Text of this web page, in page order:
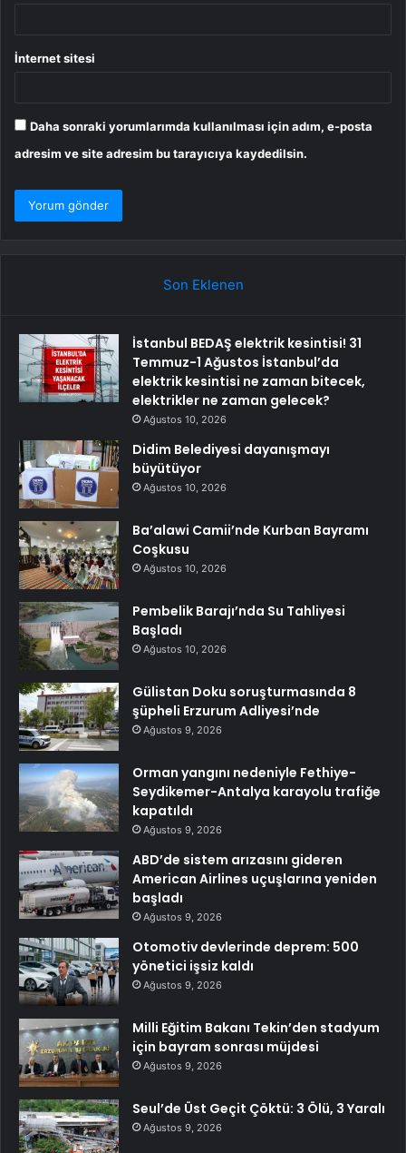
İnternet sitesi
Daha sonraki yorumlarımda kullanılması için adım, e-posta
adresim ve site adresim bu tarayıcıya kaydedilsin.
Son Eklenen
İstanbul BEDAŞ elektrik kesintisi! 31
Temmuz-1 Ağustos İstanbul’da
elektrik kesintisi ne zaman bitecek,
elektrikler ne zaman gelecek?
Ağustos 10, 2026
Didim Belediyesi dayanışmayı
büyütüyor
Ağustos 10, 2026
Ba’alawi Camii’nde Kurban Bayramı
Coşkusu
Ağustos 10, 2026
Pembelik Barajı’nda Su Tahliyesi
Başladı
Ağustos 10, 2026
Gülistan Doku soruşturmasında 8
şüpheli Erzurum Adliyesi’nde
Ağustos 9, 2026
Orman yangını nedeniyle Fethiye-
Seydikemer-Antalya karayolu trafiğe
kapatıldı
Ağustos 9, 2026
ABD’de sistem arızasını gideren
American Airlines uçuşlarına yeniden
başladı
Ağustos 9, 2026
Otomotiv devlerinde deprem: 500
yönetici işsiz kaldı
Ağustos 9, 2026
Milli Eğitim Bakanı Tekin’den stadyum
için bayram sonrası müjdesi
Ağustos 9, 2026
Seul’de Üst Geçit Çöktü: 3 Ölü, 3 Yaralı
Ağustos 9, 2026